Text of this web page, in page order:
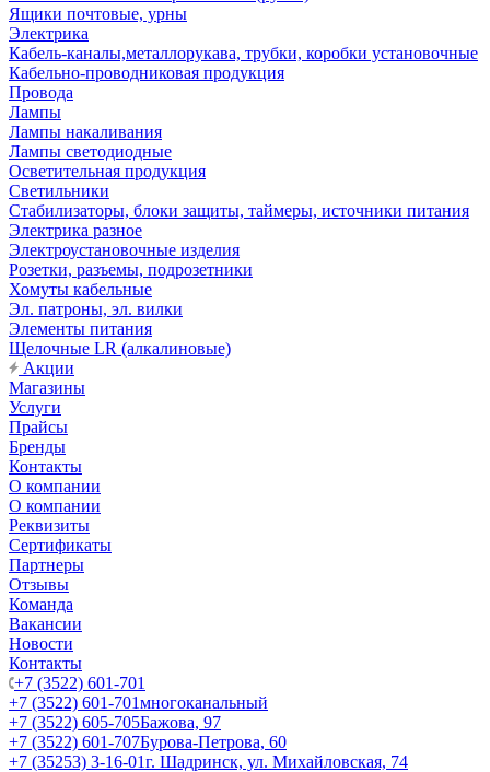
Ящики почтовые, урны
Электрика
Кабель-каналы,металлорукава, трубки, коробки установочные
Кабельно-проводниковая продукция
Провода
Лампы
Лампы накаливания
Лампы светодиодные
Осветительная продукция
Светильники
Стабилизаторы, блоки защиты, таймеры, источники питания
Электрика разное
Электроустановочные изделия
Розетки, разъемы, подрозетники
Хомуты кабельные
Эл. патроны, эл. вилки
Элементы питания
Щелочные LR (алкалиновые)
Акции
Магазины
Услуги
Прайсы
Бренды
Контакты
О компании
О компании
Реквизиты
Сертификаты
Партнеры
Отзывы
Команда
Вакансии
Новости
Контакты
+7 (3522) 601-701
+7 (3522) 601-701многоканальный
+7 (3522) 605-705Бажова, 97
+7 (3522) 601-707Бурова-Петрова, 60
+7 (35253) 3-16-01г. Шадринск, ул. Михайловская, 74